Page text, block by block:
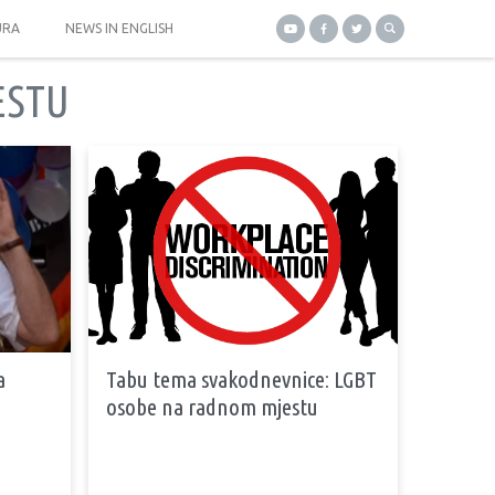
NEWS IN ENGLISH
Tabu tema svakodnevnice: LGBT
osobe na radnom mjestu